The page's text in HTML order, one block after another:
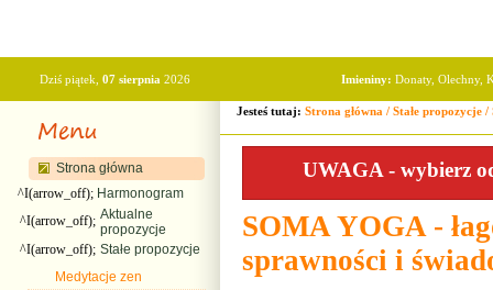
Dziś piątek, 07 sierpnia 2026 Imieniny: Donaty, Olechny,
Strona główna
^I(arrow_off); Harmonogram
^I(arrow_off); Aktualne
propozycje
^I(arrow_off); Stałe propozycje
Medytacje zen
Jesteś tutaj: Strona główna / Stałe propozycje /
UWAGA - wybierz
SOMA YOGA -
sprawności i